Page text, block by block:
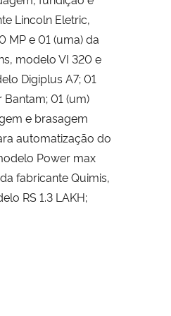
Lincoln Eletric,
MP e 01 (uma) da
modelo VI 320 e
Digiplus A7; 01
01 (um)
e brasagem
automatização do
Power max
fabricante Quimis,
RS 1.3 LAKH;